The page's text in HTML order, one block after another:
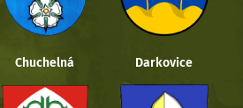
Chuchelná Darkovice